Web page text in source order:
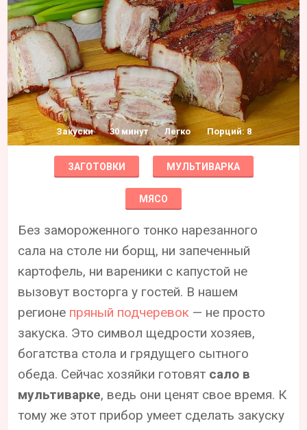
Закуски 30 минут Легко Порций: 8
ЗАГОТОВКИ МУЛЬТИВАРКА
МЯСО
Без замороженного тонко нарезанного
сала на столе ни борщ, ни запеченный
картофель, ни вареники с капустой не
вызовут восторга у гостей. В нашем
регионе пряный подчеревок — не просто
закуска. Это символ щедрости хозяев,
богатства стола и грядущего сытного
обеда. Сейчас хозяйки готовят сало в
мультиварке, ведь они ценят свое время. К
тому же этот прибор умеет сделать закуску